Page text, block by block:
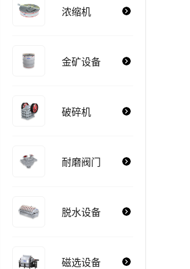
浓缩机
金矿设备
破碎机
耐磨阀门
脱水设备
磁选设备